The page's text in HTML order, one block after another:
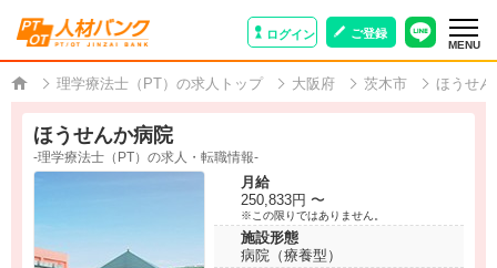
ログイン ご登録
MENU
理学療法士（PT）の求人トップ 大阪府 茨木市 ほうせん
ほうせんか病院
-理学療法士（PT）の求人・転職情報-
月給
250,833円 〜
※この限りではありません。
施設形態
病院（療養型）